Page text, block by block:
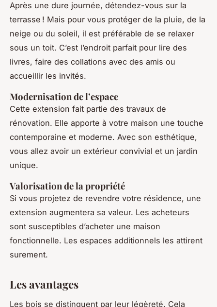
Après une dure journée, détendez-vous sur la
terrasse ! Mais pour vous protéger de la pluie, de la
neige ou du soleil, il est préférable de se relaxer
sous un toit. C’est l’endroit parfait pour lire des
livres, faire des collations avec des amis ou
accueillir les invités.
Modernisation de l’espace
Cette extension fait partie des travaux de
rénovation. Elle apporte à votre maison une touche
contemporaine et moderne. Avec son esthétique,
vous allez avoir un extérieur convivial et un jardin
unique.
Valorisation de la propriété
Si vous projetez de revendre votre résidence, une
extension augmentera sa valeur. Les acheteurs
sont susceptibles d’acheter une maison
fonctionnelle. Les espaces additionnels les attirent
surement.
Les avantages
Les bois se distinguent par leur légèreté. Cela